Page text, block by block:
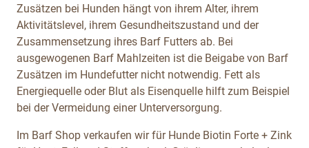
Zusätzen bei Hunden hängt von ihrem Alter, ihrem
Aktivitätslevel, ihrem Gesundheitszustand und der
Zusammensetzung ihres Barf Futters ab. Bei
ausgewogenen Barf Mahlzeiten ist die Beigabe von Barf
Zusätzen im Hundefutter nicht notwendig. Fett als
Energiequelle oder Blut als Eisenquelle hilft zum Beispiel
bei der Vermeidung einer Unterversorgung.
Im Barf Shop verkaufen wir für Hunde Biotin Forte + Zink